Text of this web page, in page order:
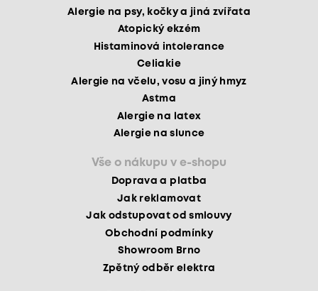
Alergie na psy, kočky a jiná zvířata
Atopický ekzém
Histaminová intolerance
Celiakie
Alergie na včelu, vosu a jiný hmyz
Astma
Alergie na latex
Alergie na slunce
Vše o nákupu v e-shopu
Doprava a platba
Jak reklamovat
Jak odstupovat od smlouvy
Obchodní podmínky
Showroom Brno
Zpětný odběr elektra